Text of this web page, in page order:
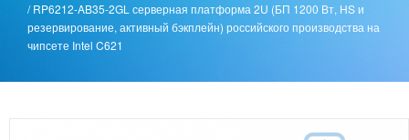
/RP6212-AB35-2GL серверная платформа 2U (БП 1200 Вт, HS и
резервирование, активный бэкплейн) российского производства на
чипсете Intel C621